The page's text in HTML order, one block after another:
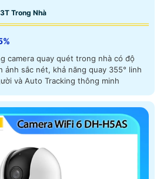
Trong Nhà
camera quay quét trong nhà có độ
ảnh sắc nét, khả năng quay 355° linh
và Auto Tracking thông minh